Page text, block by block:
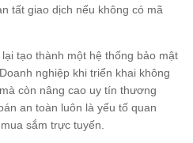
tất giao dịch nếu không có mã
tạo thành một hệ thống bảo mật
nghiệp khi triển khai không
còn nâng cao uy tín thương
an toàn luôn là yếu tố quan
sắm trực tuyến.